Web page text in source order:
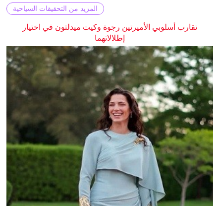
المزيد من التحقيقات السياحية
تقارب أسلوبي الأميرتين رجوة وكيت ميدلتون في اختيار
إطلالاتهما